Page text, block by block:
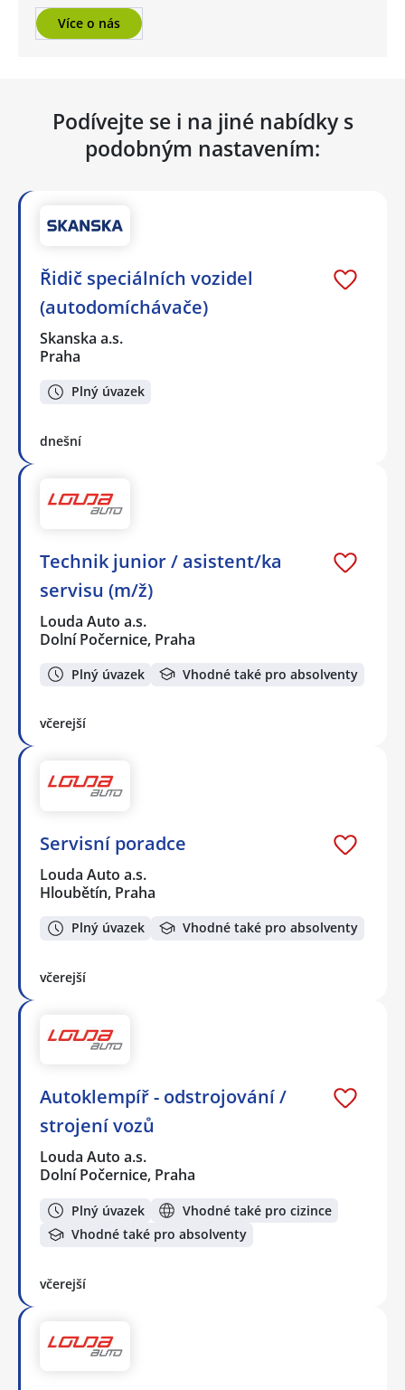
Více o nás
Podívejte se i na jiné nabídky s
podobným nastavením:
Řidič speciálních vozidel
(autodomíchávače)
Skanska a.s.
Praha
Plný úvazek
dnešní
Technik junior / asistent/ka
servisu (m/ž)
Louda Auto a.s.
Dolní Počernice, Praha
Plný úvazek Vhodné také pro absolventy
včerejší
Servisní poradce
Louda Auto a.s.
Hloubětín, Praha
Plný úvazek Vhodné také pro absolventy
včerejší
Autoklempíř - odstrojování /
strojení vozů
Louda Auto a.s.
Dolní Počernice, Praha
Plný úvazek
Vhodné také pro cizince
Vhodné také pro absolventy
včerejší